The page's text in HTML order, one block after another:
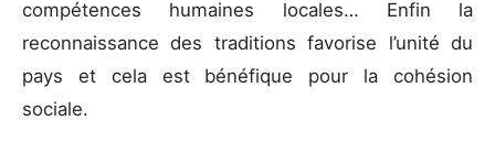
compétences humaines locales… Enfin la
reconnaissance des traditions favorise l’unité du
pays et cela est bénéfique pour la cohésion
sociale.